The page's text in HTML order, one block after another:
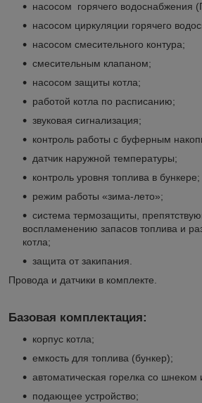
насосом горячего водоснабжения
насосом циркуляции горячего
насосом смесительного контура;
смесительным клапаном;
насосом защиты котла;
работой котла по расписанию;
звуковая сигнализация;
контроль работы с буферным
датчик наружной температуры;
контроль уровня топлива в бункере;
режим работы «зима-лето»;
система термозащиты,
воспламенению запасов топлива и
котла;
защита от закипания.
Провода и датчики в комплекте.
Базовая комплектация:
корпус котла;
емкость для топлива (бункер);
автоматическая горелка со шнеком
подающее устройство;